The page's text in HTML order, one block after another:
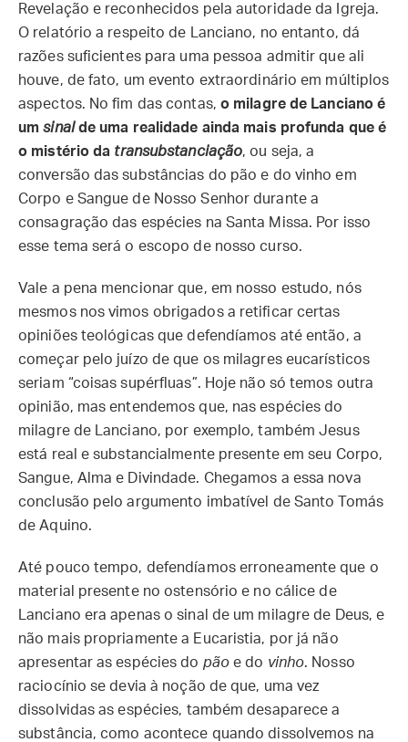
Revelação e reconhecidos pela autoridade da Igreja.
O relatório a respeito de Lanciano, no entanto, dá
razões suficientes para uma pessoa admitir que ali
houve, de fato, um evento extraordinário em múltiplos
aspectos. No fim das contas, o milagre de Lanciano é
umsinalde uma realidade ainda mais profunda que é
o mistério da transubstanciação, ou seja, a
conversão das substâncias do pão e do vinho em
Corpo e Sangue de Nosso Senhor durante a
consagração das espécies na Santa Missa. Por isso
esse tema será o escopo de nosso curso.
Vale a pena mencionar que, em nosso estudo, nós
mesmos nos vimos obrigados a retificar certas
opiniões teológicas que defendíamos até então, a
começar pelo juízo de que os milagres eucarísticos
seriam “coisas supérfluas”. Hoje não só temos outra
opinião, mas entendemos que, nas espécies do
milagre de Lanciano, por exemplo, também Jesus
está real e substancialmente presente em seu Corpo,
Sangue, Alma e Divindade. Chegamos a essa nova
conclusão pelo argumento imbatível de Santo Tomás
de Aquino.
Até pouco tempo, defendíamos erroneamente que o
material presente no ostensório e no cálice de
Lanciano era apenas o sinal de um milagre de Deus, e
não mais propriamente a Eucaristia, por já não
apresentar as espécies do pãoe do vinho. Nosso
raciocínio se devia à noção de que, uma vez
dissolvidas as espécies, também desaparece a
substância, como acontece quando dissolvemos na